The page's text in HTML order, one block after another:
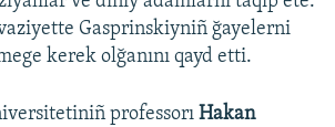
Gasprinskiyniñ ğayelerni
kerek olğanını qayd etti.
professorı Hakan